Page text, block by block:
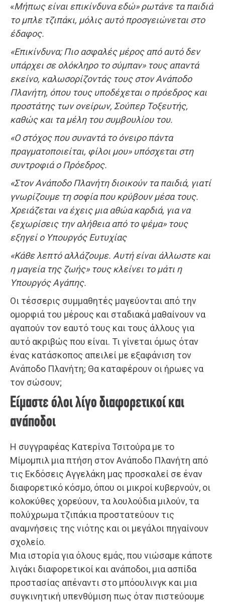
«Μήπως είναι επικίνδυνα εδώ» ρωτάνε τα παιδιά
το μπλε τζιπάκι, μόλις αυτό προσγειώνεται στο
έδαφος.
«Επικίνδυνα; Πιο ασφαλές μέρος από αυτό δεν
υπάρχει σε ολόκληρο το σύμπαν» τους απαντά
εκείνο, καλωσορίζοντάς τους στον Ανάποδο
Πλανήτη, όπου τους υποδέχεται ο πρόεδρος και
προστάτης των ονείρων, Σούπερ Τοξευτής,
καθώς και τα μέλη του συμβουλίου του.
«Ο στόχος που συναντά το όνειρο πάντα
πραγματοποιείται, φίλοι μου» υπόσχεται στη
συντροφιά ο Πρόεδρος.
«Στον Ανάποδο Πλανήτη διοικούν τα παιδιά, γιατί
γνωρίζουμε τη σοφία που κρύβουν μέσα τους.
Χρειάζεται να έχεις μια αθώα καρδιά, για να
ξεχωρίσεις την αλήθεια από το ψέμα» τους
εξηγεί ο Υπουργός Ευτυχίας
«Κάθε λεπτό αλλάζουμε. Αυτή είναι άλλωστε και
η μαγεία της ζωής» τους κλείνει το μάτι η
Υπουργός Αγάπης.
Οι τέσσερις συμμαθητές μαγεύονται από την
ομορφιά του μέρους και σταδιακά μαθαίνουν να
αγαπούν τον εαυτό τους και τους άλλους για
αυτό ακριβώς που είναι. Τι γίνεται όμως όταν
ένας κατάσκοπος απειλεί με εξαφάνιση τον
Ανάποδο Πλανήτη; Θα καταφέρουν οι ήρωες να
τον σώσουν;
Είμαστε όλοι λίγο διαφορετικοί και
ανάποδοι
Η συγγραφέας Κατερίνα Τσιτούρα με το
Μίμομπιλ μια πτήση στον Ανάποδο Πλανήτη από
τις Εκδόσεις Αγγελάκη μας προσκαλεί σε έναν
διαφορετικό κόσμο, όπου οι μικροί κυβερνούν, οι
κολοκύθες χορεύουν, τα λουλούδια μιλούν, τα
πολύχρωμα τζιπάκια προστατεύουν τις
αναμνήσεις της νιότης και οι μεγάλοι πηγαίνουν
σχολείο.
Μια ιστορία για όλους εμάς, που νιώσαμε κάποτε
λιγάκι διαφορετικοί και ανάποδοι, μια ασπίδα
προστασίας απέναντι στο μπόουλινγκ και μια
συγκινητική υπενθύμιση πως όταν πιστεύουμε